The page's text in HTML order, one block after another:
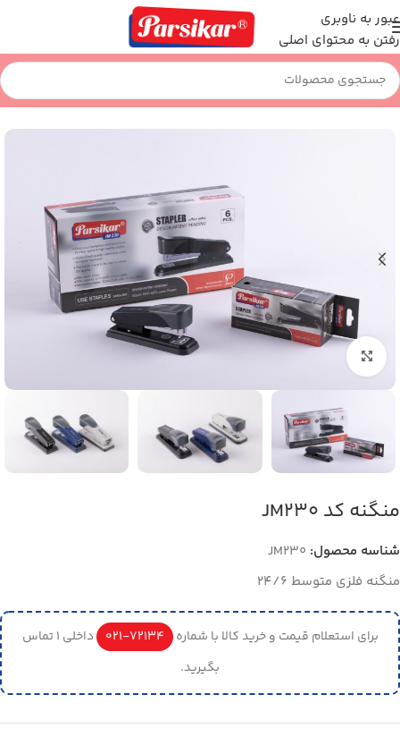
عبور به ناوبری
رفتن به محتوای اصلی
خانه اداری و بایگانی منگنه
بزرگنمایی تصویر
منگنه کد JM230
شناسه محصول: JM230
منگنه فلزی متوسط 24/6
برای استعلام قیمت و خرید کالا با شماره 72134-021
داخلی 1 تماس
بگیرید.